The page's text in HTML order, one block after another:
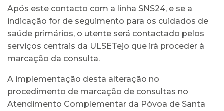
Após este contacto com a linha SNS24, e se a
indicação for de seguimento para os cuidados de
saúde primários, o utente será contactado pelos
serviços centrais da ULSETejo que irá proceder à
marcação da consulta.
A implementação desta alteração no
procedimento de marcação de consultas no
Atendimento Complementar da Póvoa de Santa